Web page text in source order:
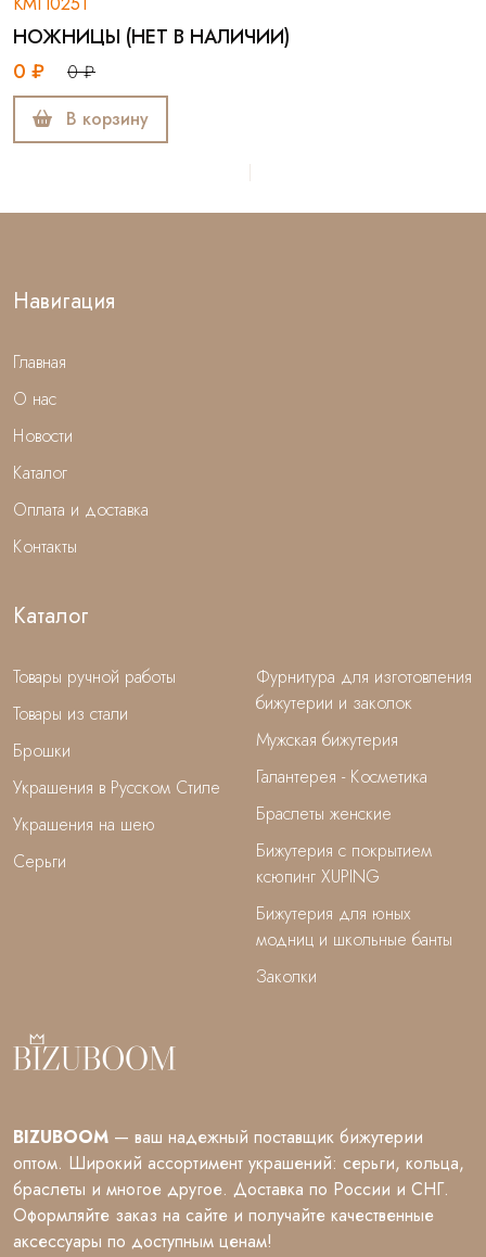
НОЖНИЦЫ (НЕТ В НАЛИЧИИ)
0 ₽
0 ₽
В корзину
Навигация
Главная
О нас
Новости
Каталог
Оплата и доставка
Контакты
Каталог
Товары ручной работы
Товары из стали
Брошки
Украшения в Русском Стиле
Украшения на шею
Серьги
Фурнитура для изготовления
бижутерии и заколок
Мужская бижутерия
Галантерея - Косметика
Браслеты женские
Бижутерия с покрытием
ксюпинг XUPING
Бижутерия для юных
модниц и школьные банты
Заколки
BIZUBOOM — ваш надежный поставщик бижутерии
оптом. Широкий ассортимент украшений: серьги, кольца,
браслеты и многое другое. Доставка по России и СНГ.
Оформляйте заказ на сайте и получайте качественные
аксессуары по доступным ценам!